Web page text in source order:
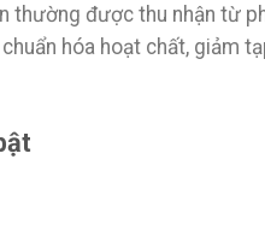
thường được thu nhận từ
hóa hoạt chất, giảm